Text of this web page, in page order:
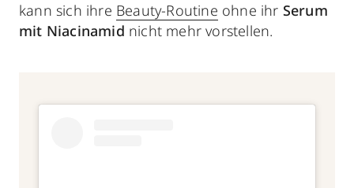
kann sich ihre Beauty-Routine ohne ihr Serum
mit Niacinamid nicht mehr vorstellen.